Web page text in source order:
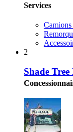
Services
Camions
2
Shade